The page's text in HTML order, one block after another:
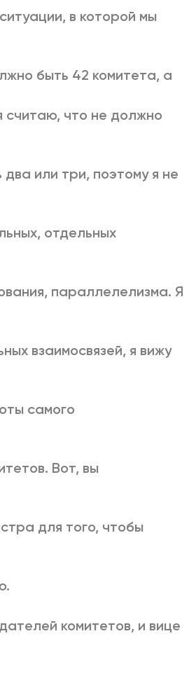
в которой мы
быть 42 комитета, а
считаю, что не должно
или три, поэтому я не
отдельных
параллелелизма. Я
взаимосвязей, я вижу
самого
Вот, вы
для того, чтобы
комитетов, и вице